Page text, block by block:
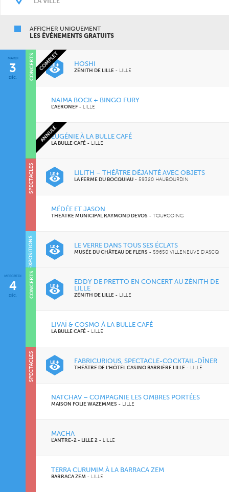
AFFICHER UNIQUEMENT
LES ÉVÉNEMENTS GRATUITS
MARDI
3
DÉC.
COMPLET HOSHI
ZÉNITH DE LILLE - LILLE
NAIMA BOCK + BINGO FURY
L'AÉRONEF - LILLE
ANNULÉEUGÉNIE À LA BULLE CAFÉ
LA BULLE CAFÉ - LILLE
CONCERTS
SOIRÉES LILITH – THÉÂTRE DÉJANTÉ AVEC OBJETS
LA FERME DU BOCQUIAU - 59320 HAUBOURDIN
MÉDÉE ET JASON
THÉÂTRE MUNICIPAL RAYMOND DEVOS - TOURCOING
SPECTACLES
LE VERRE DANS TOUS SES ÉCLATS
MUSÉE DU CHÂTEAU DE FLERS - 59650 VILLENEUVE D'ASCQ
EXPOSITIONS
CINÉMA
MERCREDI
4
DÉC.
EDDY DE PRETTO EN CONCERT AU ZÉNITH DE
LILLE
ZÉNITH DE LILLE - LILLE
LIVAÏ & COSMO À LA BULLE CAFÉ
LA BULLE CAFÉ - LILLE
CONCERTS
SOIRÉES FABRICURIOUS, SPECTACLE-COCKTAIL-DÎNER
THÉÂTRE DE L'HÔTEL CASINO BARRIÈRE LILLE - LILLE
NATCHAV – COMPAGNIE LES OMBRES PORTÉES
MAISON FOLIE WAZEMMES - LILLE
MACHA
L'ANTRE-2 - LILLE 2 - LILLE
TERRA CURUMIM À LA BARRACA ZEM
BARRACA ZEM - LILLE
SPECTACLES